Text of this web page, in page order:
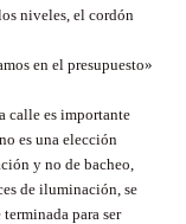
niveles, el cordón
en el presupuesto»
calle es importante
es una elección
y no de bacheo,
de iluminación, se
para ser